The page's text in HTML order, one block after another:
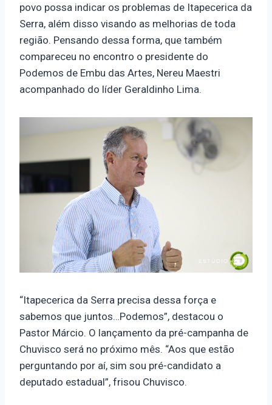
povo possa indicar os problemas de Itapecerica da
Serra, além disso visando as melhorias de toda
região. Pensando dessa forma, que também
compareceu no encontro o presidente do
Podemos de Embu das Artes, Nereu Maestri
acompanhado do líder Geraldinho Lima.
“Itapecerica da Serra precisa dessa força e
sabemos que juntos…Podemos”, destacou o
Pastor Márcio. O lançamento da pré-campanha de
Chuvisco será no próximo mês. “Aos que estão
perguntando por aí, sim sou pré-candidato a
deputado estadual”, frisou Chuvisco.